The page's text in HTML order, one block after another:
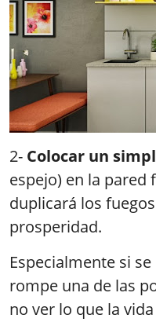
2- Colocar un
espejo) en la pared
duplicará los
prosperidad.
Especialmente si
rompe una de las
no ver lo que la